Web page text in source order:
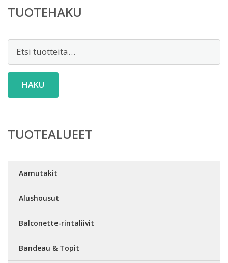
TUOTEHAKU
Etsi:
HAKU
TUOTEALUEET
Aamutakit
Alushousut
Balconette-rintaliivit
Bandeau & Topit